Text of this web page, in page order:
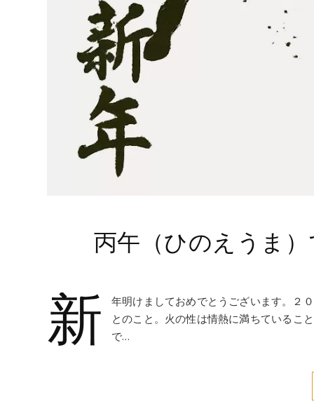
丙午（ひのえうま
新
年明けましておめでとうございます。２
とのこと。火の性は情熱に満ちているこ
で…